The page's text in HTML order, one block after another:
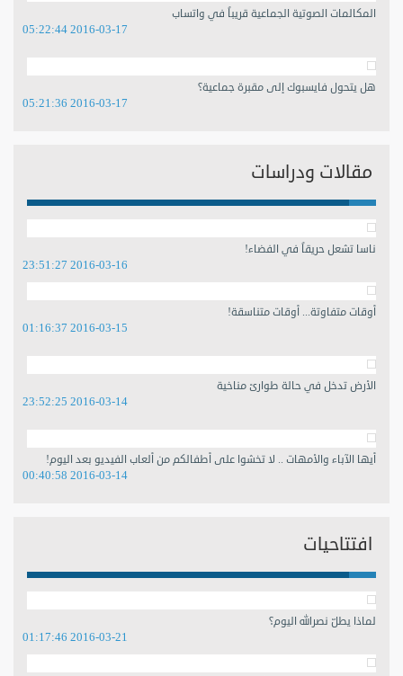
المكالمات الصوتية الجماعية قريباً في واتساب
2016-03-17 05:22:44
هل يتحول فايسبوك إلى مقبرة جماعية؟
2016-03-17 05:21:36
مقالات ودراسات
ناسا تشعل حريقاً في الفضاء!
2016-03-16 23:51:27
أوقات متفاوتة... أوقات متناسقة!
2016-03-15 01:16:37
الأرض تدخل في حالة طوارئ مناخية
2016-03-14 23:52:25
أيها الآباء والأمهات .. لا تخشوا على أطفالكم من ألعاب الفيديو بعد اليوم!
2016-03-14 00:40:58
افتتاحيات
لماذا يطلّ نصرالله اليوم؟
2016-03-21 01:17:46